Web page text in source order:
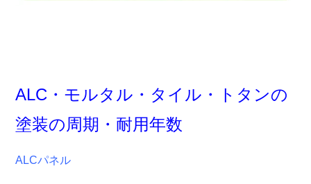
ALC・モルタル・タイル・トタンの
塗装の周期・耐用年数
ALCパネル